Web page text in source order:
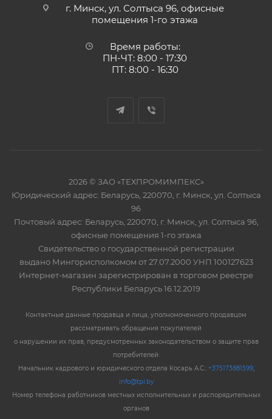
г. Минск, ул. Солтыса 96, офисные
помещения 1-го этажа
Время работы:
ПН-ЧТ: 8:00 - 17:30
ПТ: 8:00 - 16:30
2026 © ЗАО «ТЕХПРОМИМПЕКС»
Юридический адрес: Беларусь, 220070, г. Минск, ул. Солтыса
96
Почтовый адрес: Беларусь, 220070, г. Минск, ул. Солтыса 96,
офисные помещения 1-го этажа
Свидетельство о государственной регистрации
выдано Мингорисполкомом от 27.07.2000 УНП 100127623
Интернет-магазин зарегистрирован в торговом реестре
Республики Беларусь 16.12.2019
Контактные данные продавца и лица, уполномоченного продавцом
рассматривать обращения покупателей
о нарушении их прав, предусмотренных законодательством о защите прав
потребителей:
Начальник кадрового и юридического отдела Косарь А.С.: +375173881599,
info@tpi.by
Номер телефона работников местных исполнительных и распорядительных
органов